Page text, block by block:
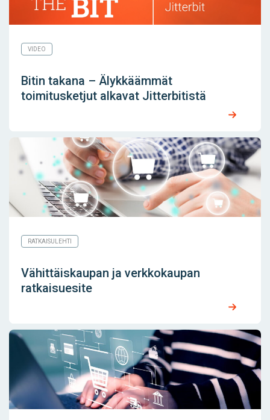
VIDEO
Bitin takana – Älykkäämmät
toimitusketjut alkavat Jitterbitistä
RATKAISULEHTI
Vähittäiskaupan ja verkkokaupan
ratkaisuesite